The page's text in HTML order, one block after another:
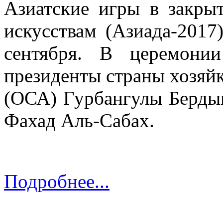
Азиатские игры в
искусствам (Азиада-
сентября. В
президенты страны
(ОСА) Гурбангулы
Фахад Аль-Сабах.
Подробнее...